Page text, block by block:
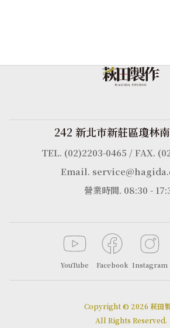
242 新北市新莊區瓊林
TEL. (02)2203-0465 / FAX.
Email.
營業時間. 08:30 -
YouTube Facebook Instagram
Copyright © 2026 萩田
All Rights Reserved.